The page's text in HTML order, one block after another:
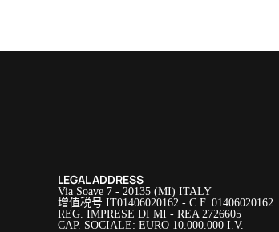
LEGAL ADDRESS
Via Soave 7 - 20135 (MI) ITALY
增值税号 IT01406020162 - C.F. 01406020162
REG. IMPRESE DI MI - REA 2726605
CAP. SOCIALE: EURO 10.000.000 I.V.